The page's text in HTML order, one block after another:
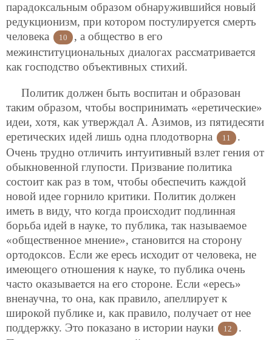
парадоксальным образом обнаружившийся новый
редукционизм, при котором постулируется смерть
человека
10
, а общество в его
межинституциональных диалогах рассматривается
как господство объективных стихий.
Политик должен быть воспитан и образован
таким образом, чтобы воспринимать «еретические»
идеи, хотя, как утверждал А. Азимов, из пятидесяти
еретических идей лишь одна плодотворна
11
.
Очень трудно отличить интуитивный взлет гения от
обыкновенной глупости. Призвание политика
состоит как раз в том, чтобы обеспечить каждой
новой идее горнило критики. Политик должен
иметь в виду, что когда происходит подлинная
борьба идей в науке, то публика, так называемое
«общественное мнение», становится на сторону
ортодоксов. Если же ересь исходит от человека, не
имеющего отношения к науке, то публика очень
часто оказывается на его стороне. Если «ересь»
вненаучна, то она, как правило, апеллирует к
широкой публике и, как правило, получает от нее
поддержку. Это показано в истории науки
12
.